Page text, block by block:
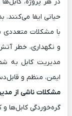
حیاتی ایفا
با مشکلات متعددی
و نگهداری، خطر
مدیریت کابل به
ایمن، منظم و
مشکلات ناشی از
گره‌خوردگی